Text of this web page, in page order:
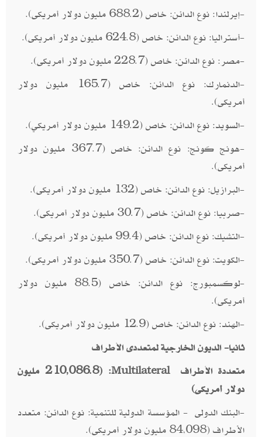
-إيرلندا: نوع الدائن: خاص (688.2 مليون دولار أمريكى).
-أستراليا: نوع الدائن: خاص (624.8 مليون دولار أمريكى).
-مصر: نوع الدائن: خاص (228.7 مليون دولار أمريكى).
-الدنمارك: نوع الدائن: خاص (165.7 مليون دولار
أمريكى).
-السويد: نوع الدائن: خاص (149.2 مليون دولار أمريكي).
-هونج كونج: نوع الدائن: خاص (367.7 مليون دولار
أمريكى).
-البرازيل: نوع الدائن: خاص (132 مليون دولار أمريكى).
-صربيا: نوع الدائن: خاص (30.7 مليون دولار أمريكى).
-التشيك: نوع الدائن: خاص (99.4 مليون دولار أمريكى).
-الكويت: نوع الدائن: خاص (350.7 مليون دولار أمريكى).
-لوكسمبورج: نوع الدائن: خاص (88.5 مليون دولار
أمريكى).
-الهند: نوع الدائن: خاص (12.9 مليون دولار أمريكى).
ثانيا- الديون الخارجية لمتعددى الأطراف
متعددة الأطراف
Multilateral
: (210,086.8 مليون
دولار أمريكى)
-البنك الدولى - المؤسسة الدولية للتنمية: نوع الدائن: متعدد
الأطراف (84,098 مليون دولار أمريكى).